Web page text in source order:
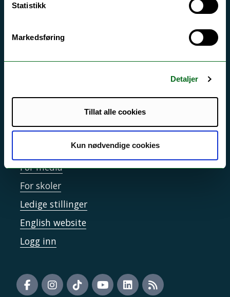
Statistikk
Markedsføring
Detaljer
Tillat alle cookies
Kun nødvendige cookies
Driftsmeldinger
Tilgjengelighetserklæring
Kontakt UiT
For media
For skoler
Ledige stillinger
English website
Logg inn